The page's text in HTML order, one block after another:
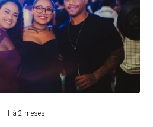
Há 2 meses